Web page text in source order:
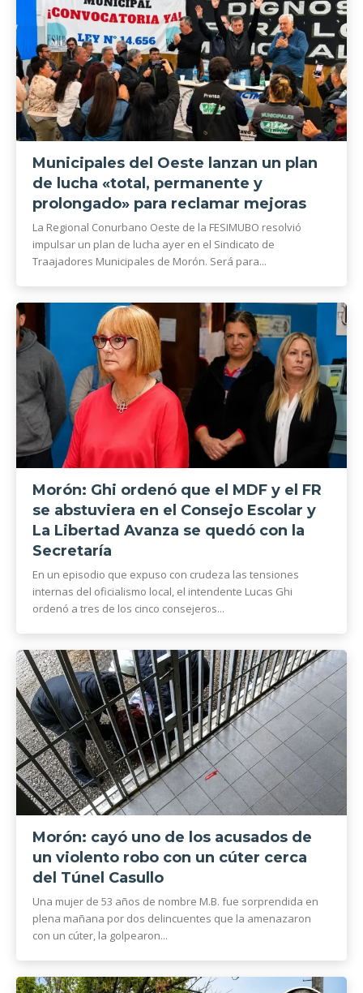
Municipales del Oeste lanzan un plan
de lucha «total, permanente y
prolongado» para reclamar mejoras
La Regional Conurbano Oeste de la FESIMUBO resolvió
impulsar un plan de lucha ayer en el Sindicato de
Traajadores Municipales de Morón. Será para...
Morón: Ghi ordenó que el MDF y el FR
se abstuviera en el Consejo Escolar y
La Libertad Avanza se quedó con la
Secretaría
En un episodio que expuso con crudeza las tensiones
internas del oficialismo local, el intendente Lucas Ghi
ordenó a tres de los cinco consejeros...
Morón: cayó uno de los acusados de
un violento robo con un cúter cerca
del Túnel Casullo
Una mujer de 53 años de nombre M.B. fue sorprendida en
plena mañana por dos delincuentes que la amenazaron
con un cúter, la golpearon...